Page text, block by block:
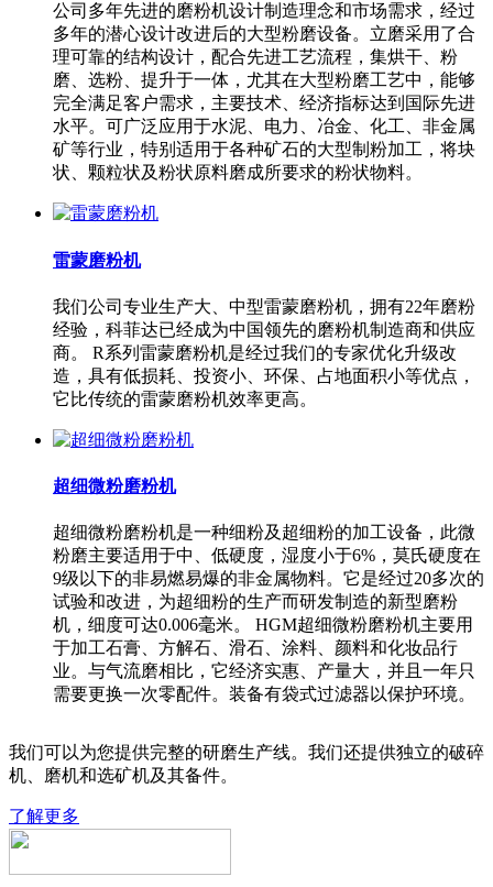
公司多年先进的磨粉机设计制造理念和市场需求，经过
多年的潜心设计改进后的大型粉磨设备。立磨采用了合
理可靠的结构设计，配合先进工艺流程，集烘干、粉
磨、选粉、提升于一体，尤其在大型粉磨工艺中，能够
完全满足客户需求，主要技术、经济指标达到国际先进
水平。可广泛应用于水泥、电力、冶金、化工、非金属
矿等行业，特别适用于各种矿石的大型制粉加工，将块
状、颗粒状及粉状原料磨成所要求的粉状物料。
雷蒙磨粉机
我们公司专业生产大、中型雷蒙磨粉机，拥有22年磨粉
经验，科菲达已经成为中国领先的磨粉机制造商和供应
商。 R系列雷蒙磨粉机是经过我们的专家优化升级改
造，具有低损耗、投资小、环保、占地面积小等优点，
它比传统的雷蒙磨粉机效率更高。
超细微粉磨粉机
超细微粉磨粉机是一种细粉及超细粉的加工设备，此微
粉磨主要适用于中、低硬度，湿度小于6%，莫氏硬度在
9级以下的非易燃易爆的非金属物料。它是经过20多次的
试验和改进，为超细粉的生产而研发制造的新型磨粉
机，细度可达0.006毫米。 HGM超细微粉磨粉机主要用
于加工石膏、方解石、滑石、涂料、颜料和化妆品行
业。与气流磨相比，它经济实惠、产量大，并且一年只
需要更换一次零配件。装备有袋式过滤器以保护环境。
我们可以为您提供完整的研磨生产线。我们还提供独立的破碎
机、磨机和选矿机及其备件。
了解更多